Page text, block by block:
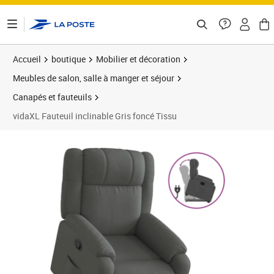
Accueil boutique
Mobilier et décoration
Meubles de salon, salle à manger et séjour
Canapés et fauteuils
vidaXL Fauteuil inclinable Gris foncé Tissu